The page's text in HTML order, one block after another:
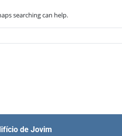
searching can help.
de Jovim